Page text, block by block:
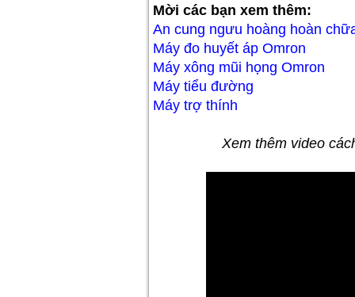
Mời các bạn xem thêm:
An cung ngưu hoàng hoàn
Máy đo huyết áp Omron
Máy xông mũi họng Omron
Máy tiểu đường
Máy trợ thính
Xem thêm video